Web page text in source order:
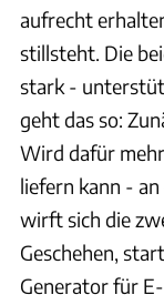
aufrecht
stillsteht. Die
stark -
geht das so:
Wird dafür
liefern kann -
wirft sich die
Geschehen,
Generator für